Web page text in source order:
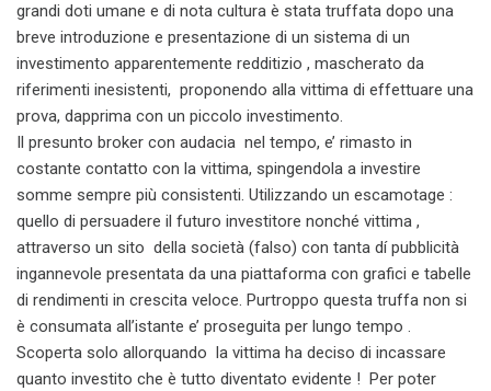
grandi doti umane e di nota cultura è stata truffata dopo una
breve introduzione e presentazione di un sistema di un
investimento apparentemente redditizio , mascherato da
riferimenti inesistenti, proponendo alla vittima di effettuare una
prova, dapprima con un piccolo investimento.
Il presunto broker con audacia nel tempo, e’ rimasto in
costante contatto con la vittima, spingendola a investire
somme sempre più consistenti. Utilizzando un escamotage :
quello di persuadere il futuro investitore nonché vittima ,
attraverso un sito della società (falso) con tanta dí pubblicità
ingannevole presentata da una piattaforma con grafici e tabelle
di rendimenti in crescita veloce. Purtroppo questa truffa non si
è consumata all’istante e’ proseguita per lungo tempo .
Scoperta solo allorquando la vittima ha deciso di incassare
quanto investito che è tutto diventato evidente ! Per poter